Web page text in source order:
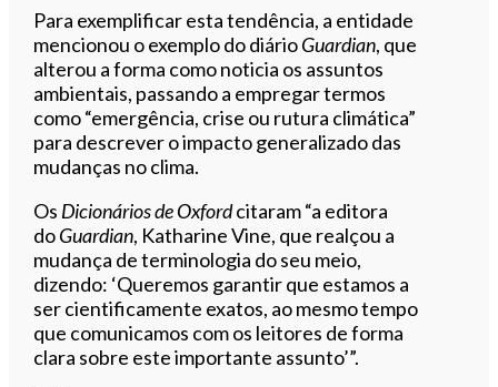
Para exemplificar esta tendência, a entidade
mencionou o exemplo do diárioGuardian, que
alterou a forma como noticia os assuntos
ambientais, passando a empregar termos
como “emergência, crise ou rutura climática”
para descrever o impacto generalizado das
mudanças no clima.
Os Dicionários de Oxfordcitaram “a editora
doGuardian, Katharine Vine, que realçou a
mudança de terminologia do seu meio,
dizendo: ‘Queremos garantir que estamos a
ser cientificamente exatos, ao mesmo tempo
que comunicamos com os leitores de forma
clara sobre este importante assunto’”.